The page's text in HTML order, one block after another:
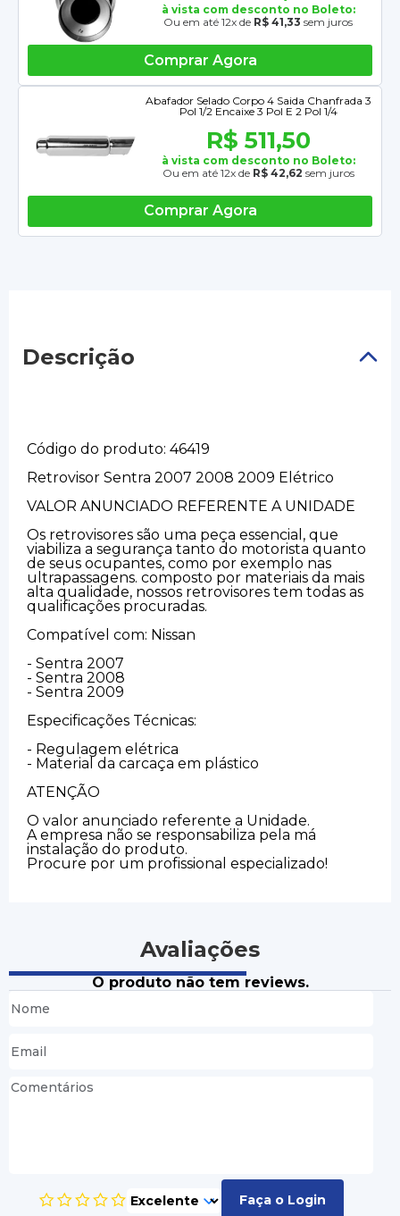
à vista com desconto no Boleto:
Ou em até 12x de R$ 41,33 sem juros
Comprar Agora
Abafador Selado Corpo 4 Saida Chanfrada 3
Pol 1/2 Encaixe 3 Pol E 2 Pol 1/4
R$ 511,50
à vista com desconto no Boleto:
Ou em até 12x de R$ 42,62 sem juros
Comprar Agora
Descrição
Código do produto: 46419
Retrovisor Sentra 2007 2008 2009 Elétrico
VALOR ANUNCIADO REFERENTE A UNIDADE
Os retrovisores são uma peça essencial, que
viabiliza a segurança tanto do motorista quanto
de seus ocupantes, como por exemplo nas
ultrapassagens. composto por materiais da mais
alta qualidade, nossos retrovisores tem todas as
qualificações procuradas.
Compatível com: Nissan
- Sentra 2007
- Sentra 2008
- Sentra 2009
Especificações Técnicas:
- Regulagem elétrica
- Material da carcaça em plástico
ATENÇÃO
O valor anunciado referente a Unidade.
A empresa não se responsabiliza pela má
instalação do produto.
Procure por um profissional especializado!
Avaliações
O produto não tem reviews.
Faça o Login